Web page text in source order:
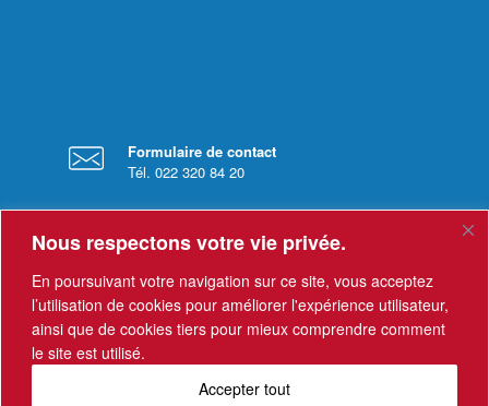
Nous respectons votre vie privée.
En poursuivant votre navigation sur ce site, vous acceptez
l’utilisation de cookies pour améliorer l'expérience utilisateur,
ainsi que de cookies tiers pour mieux comprendre comment
le site est utilisé.
Accepter tout
Formulaire de contact
Tél. 022 320 84 20
Horaires
Le secrétariat est ouvert du lundi au vendredi